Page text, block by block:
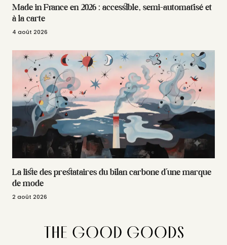
Made in France en 2026 : accessible, semi-automatisé et
à la carte
4 août 2026
La liste des prestataires du bilan carbone d’une marque
de mode
2 août 2026